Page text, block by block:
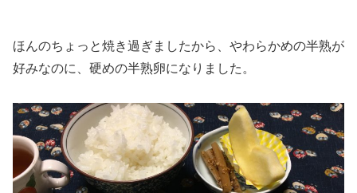
ほんのちょっと焼き過ぎましたから、やわらかめの半熟が
好みなのに、硬めの半熟卵になりました。